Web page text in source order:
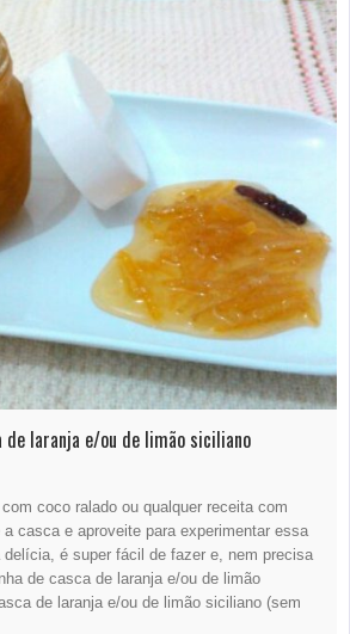
de laranja e/ou de limão siciliano
coco ralado ou qualquer receita com
casca e aproveite para experimentar essa
é super fácil de fazer e, nem precisa
de casca de laranja e/ou de limão
de laranja e/ou de limão siciliano (sem